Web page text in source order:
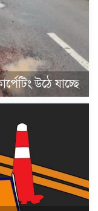
উঠে যাচ্ছে